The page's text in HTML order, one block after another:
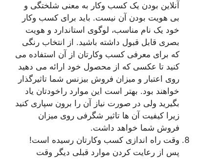
آنلاین بودن یک کسب وکار به معنی شلختگی و
بی هویت بودن آن نیست. باید برای کسب وکار
خود یک نام مناسب، لوگوی استاندارد و هویت
بصری قابل قبول داشته باشید. از انتخاب رنگی
که برای معرفی کسب وکارتان از آن استفاده می
کنید تا عکسی که از محصول خود ارائه می دهید
روی اعتبار و میزان فروش بیزنس شما تاثیرگذار
خواهند بود. بهتر است این موارد راخودتان یاد
بگیرید ولی در صورت نیاز آن را برون سپاری کنید
زیرا کیفیت آن ها تاثیر شگرفی روی میزان
فروش شما خواهد داشت.
وقت راه اندازی کسب وکارتان رسیده است!
پس از رعایت کردن موارد قبلی دیگر وقت